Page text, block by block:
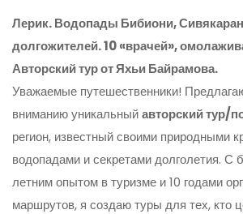
Лерик. Водопады Бибиони,
долгожителей. 10 «врачей»,
Авторский тур от Яхьи Байрамова.
Уважаемые путешественники!
вниманию уникальныйавторский тур/
регион, известный своими природными
водопадами и секретами долголетия. С
летним опытом в туризме и 10 годами
маршрутов, я создаю туры для тех, кто